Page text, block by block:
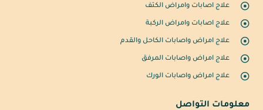
علاج اصابات وامراض الكتف
علاج اصابات وامراض الركبة
علاج امراض واصابات الكاحل والقدم
علاج امراض واصابات المرفق
علاج امراض واصابات الورك
معلومات التواصل